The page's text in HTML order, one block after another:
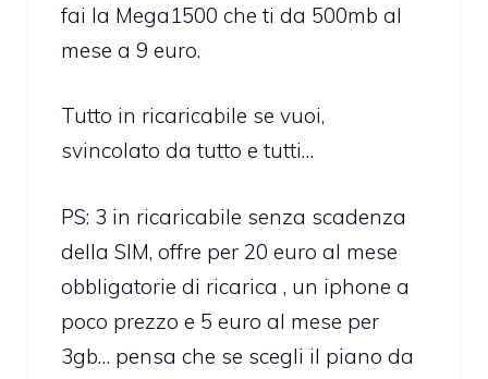
fai la Mega1500 che ti da 500mb al
mese a 9 euro.
Tutto in ricaricabile se vuoi,
svincolato da tutto e tutti…
PS: 3 in ricaricabile senza scadenza
della SIM, offre per 20 euro al mese
obbligatorie di ricarica , un iphone a
poco prezzo e 5 euro al mese per
3gb… pensa che se scegli il piano da